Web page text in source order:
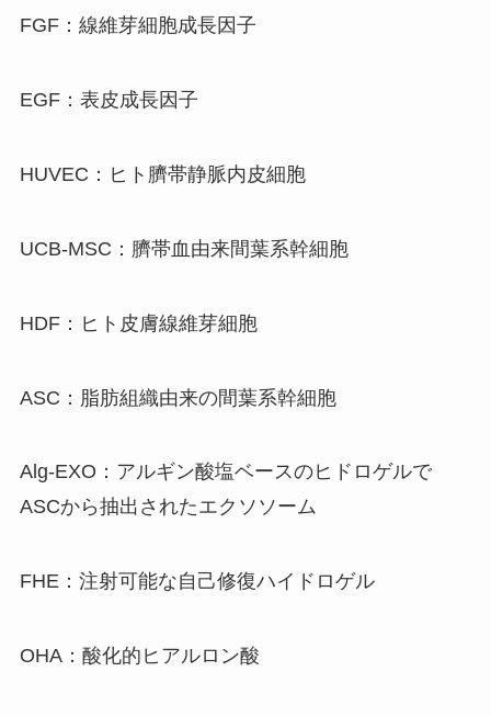
FGF：線維芽細胞成長因子
EGF：表皮成長因子
HUVEC：ヒト臍帯静脈内皮細胞
UCB-MSC：臍帯血由来間葉系幹細胞
HDF：ヒト皮膚線維芽細胞
ASC：脂肪組織由来の間葉系幹細胞
Alg-EXO：アルギン酸塩ベースのヒドロゲルで
ASCから抽出されたエクソソーム
FHE：注射可能な自己修復ハイドロゲル
OHA：酸化的ヒアルロン酸